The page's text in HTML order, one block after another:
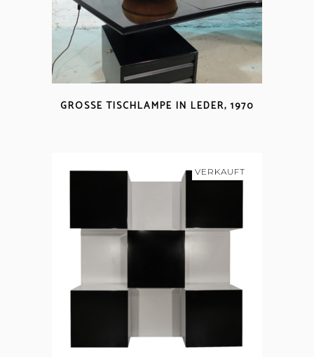
GROSSE TISCHLAMPE IN LEDER, 1970
VERKAUFT